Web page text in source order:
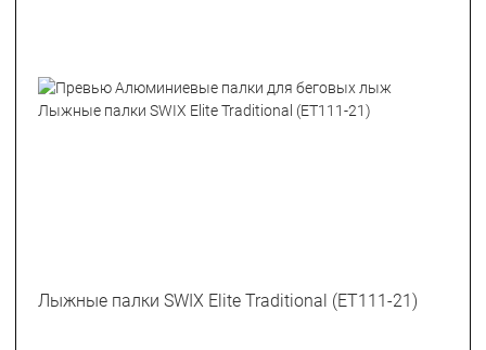
Лыжные палки SWIX Elite Traditional (ET111-21)